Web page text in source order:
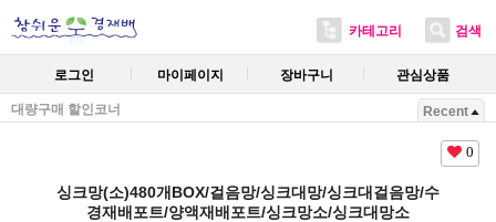
카테고리 검색
로그인 마이페이지 장바구니 관심상품
대량구매 할인코너 Recent
0
싱크망(소)480개BOX/걸음망/싱크대망/싱크대걸음망/수
경재배포트/양액재배포트/싱크망소/싱크대망소